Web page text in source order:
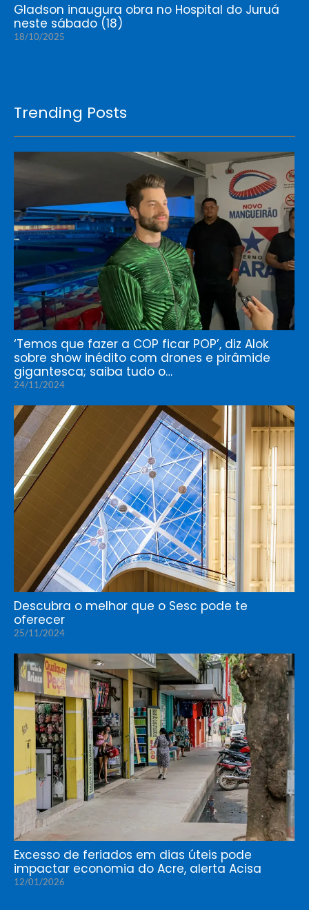
Gladson inaugura obra no Hospital do Juruá
neste sábado (18)
18/10/2025
Trending Posts
‘Temos que fazer a COP ficar POP’, diz Alok
sobre show inédito com drones e pirâmide
gigantesca; saiba tudo o…
24/11/2024
Descubra o melhor que o Sesc pode te
oferecer
25/11/2024
Excesso de feriados em dias úteis pode
impactar economia do Acre, alerta Acisa
12/01/2026